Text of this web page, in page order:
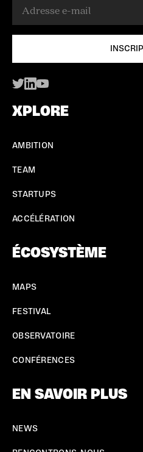
XPLORE
AMBITION
TEAM
STARTUPS
ACCÉLÉRATION
ÉCOSYSTÈME
MAPS
FESTIVAL
OBSERVATOIRE
CONFÉRENCES
EN SAVOIR PLUS
NEWS